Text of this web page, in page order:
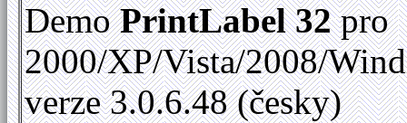
DemoPrintLabel 32pro
2000/XP/Vista/2008/
verze 3.0.6.48 (česky)